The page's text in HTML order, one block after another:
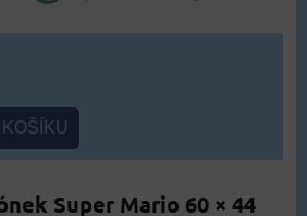
Super Mario 60 × 44